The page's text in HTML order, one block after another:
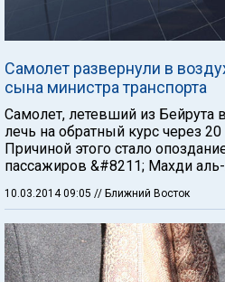
Самолет развернули в
сына министра транспорта
Самолет, летевший из
лечь на обратный курс через
Причиной этого стало
пассажиров &#8211; Махди
10.03.2014 09:05 // Ближний Восток